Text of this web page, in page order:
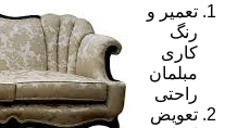
تعمیر و
رنگ
کاری
مبلمان
راحتی
تعویض